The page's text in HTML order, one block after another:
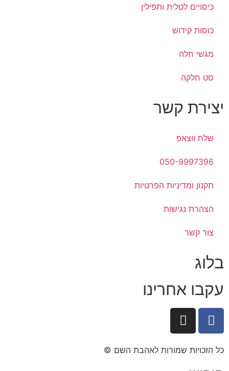
כיסויים לטלית ותפילין
כוסות קידוש
מגשי חלה
סט חלקה
יצירת קשר
שלח ווצאפ
050-9997396
תקנון ומדיניות הפרטיות
הצהרת נגישות
צור קשר
בלוג
עקבו אחרינו
כל הזכויות שמורות לאהבת השם ©​